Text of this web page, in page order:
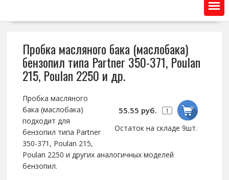
Пробка масляного бака (маслобака)
бензопил типа Partner 350-371, Poulan
215, Poulan 2250 и др.
55.55 руб.
Остаток на складе 9шт.
Пробка масляного
бака (маслобака)
подходит для
бензопил типа Partner
350-371, Poulan 215,
Poulan 2250 и других аналогичных моделей
бензопил.